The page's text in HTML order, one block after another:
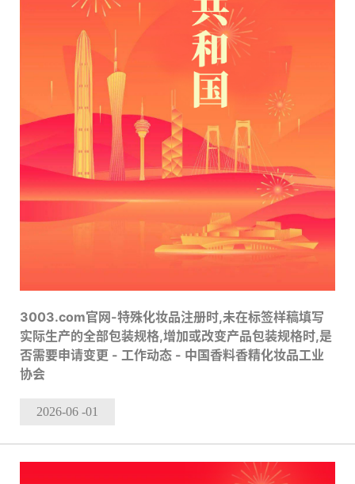
3003.com官网-特殊化妆品注册时,未在标签样稿填写
实际生产的全部包装规格,增加或改变产品包装规格时,是
否需要申请变更 - 工作动态 - 中国香料香精化妆品工业
协会
2026-06 -01